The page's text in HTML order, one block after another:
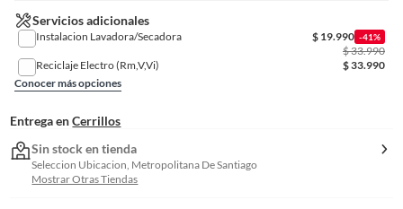
Servicios adicionales
Instalacion Lavadora/Secadora $ 19.990 -41%
$33.990
Reciclaje Electro (Rm,V,Vi)
$33.990
Conocer más opciones
Entrega en Cerrillos
Sin stock en tienda
Seleccion Ubicacion, Metropolitana De Santiago
Mostrar Otras Tiendas